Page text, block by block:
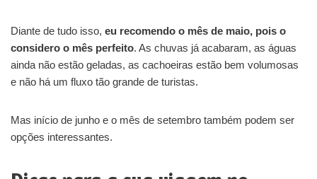
Diante de tudo isso, eu recomendo o mês de maio, pois o
considero o mês perfeito. As chuvas já acabaram, as águas
ainda não estão geladas, as cachoeiras estão bem volumosas
e não há um fluxo tão grande de turistas.
Mas início de junho e o mês de setembro também podem ser
opções interessantes.